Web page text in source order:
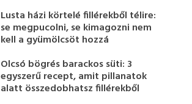
Lusta házi körtelé fillérekből télire:
se megpucolni, se kimagozni nem
kell a gyümölcsöt hozzá
Olcsó bögrés barackos süti: 3
egyszerű recept, amit pillanatok
alatt összedobhatsz fillérekből